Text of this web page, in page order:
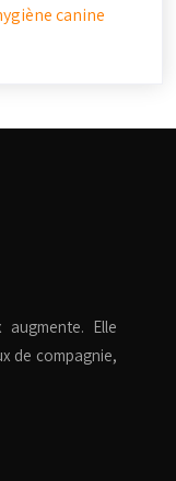
canine
augmente. Elle
de compagnie,